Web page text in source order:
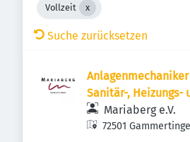
Vollzeit
Suche zurücksetzen
Sanitär-, Heizungs-
Mariaberg e.V.
72501